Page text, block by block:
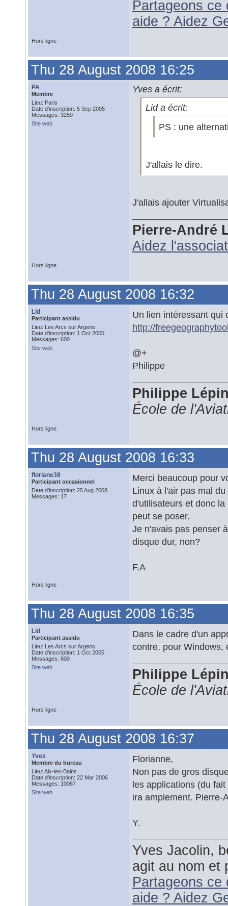
Partageons ce
aide ? Aidez
Hors ligne
Thu 28 August 2008 16:25
PA
Membre
Lieu: Paris
Date d'inscription: 5 Sep 2005
Messages: 3259
Site web
Yves a écrit:
Lid a écrit:
PS : une
J'allais le dire.
J'allais ajouter
Pierre-André
Aidez
Hors ligne
Thu 28 August 2008 16:32
Lid
Participant assidu
Lieu: Les Arcs sur Argens
Date d'inscription: 1 Oct 2005
Messages: 600
Site web
Un lien intéressant qui
http://
@+
Philippe
Philippe
École de
Hors ligne
Thu 28 August 2008 16:33
floriane38
Participant occasionnel
Date d'inscription: 25 Aug 2008
Messages: 17
Merci beaucoup pour
Linux à l'air pas mal
d'utilisateurs et donc
peut se poser.
Je n'avais pas penser
disque dur, non?
F.A
Hors ligne
Thu 28 August 2008 16:35
Lid
Participant assidu
Lieu: Les Arcs sur Argens
Date d'inscription: 1 Oct 2005
Messages: 600
Site web
Dans le cadre d'un
contre, pour Windows,
Philippe
École de
Hors ligne
Thu 28 August 2008 16:37
Yves
Membre du bureau
Lieu: Aix-les-Bains
Date d'inscription: 22 Mar 2006
Messages: 10087
Site web
Florianne,
Non pas de gros
les applications (du
ira amplement. Pierre-
Y.
Yves Jacolin,
agit au nom et
Partageons ce
aide ? Aidez